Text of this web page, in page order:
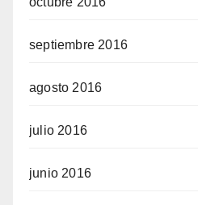
septiembre 2016
agosto 2016
julio 2016
junio 2016